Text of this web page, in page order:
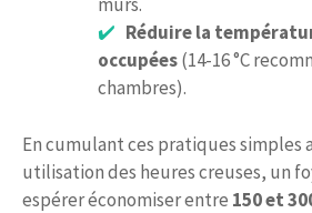
Réduire la
occupées(14-16 °C
chambres).
En cumulant ces pratiques simples
utilisation des heures creuses, un
espérer économiser entre 150 et